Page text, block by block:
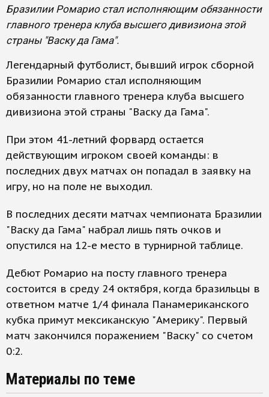
Бразилии Ромарио стал исполняющим обязанности
главного тренера клуба высшего дивизиона этой
страны "Васку да Гама".
Легендарный футболист, бывший игрок сборной
Бразилии Ромарио стал исполняющим
обязанности главного тренера клуба высшего
дивизиона этой страны "Васку да Гама".
При этом 41-летний форвард остается
действующим игроком своей команды: в
последних двух матчах он попадал в заявку на
игру, но на поле не выходил.
В последних десяти матчах чемпионата Бразилии
"Васку да Гама" набрал лишь пять очков и
опустился на 12-е место в турнирной таблице.
Дебют Ромарио на посту главного тренера
состоится в среду 24 октября, когда бразильцы в
ответном матче 1/4 финала Панамериканского
кубка примут мексиканскую "Америку". Первый
матч закончился поражением "Васку" со счетом
0:2.
Материалы по теме